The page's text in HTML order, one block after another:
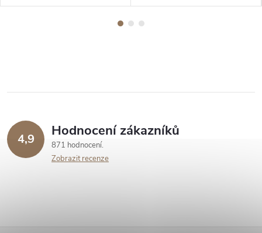
4,9 Hodnocení zákazníků
871 hodnocení
Zobrazit recenze